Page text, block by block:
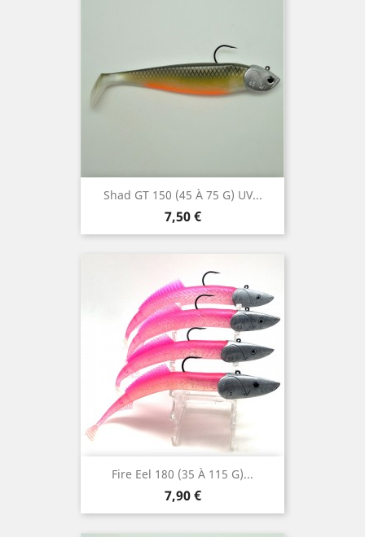
Shad GT 150 (45 À 75 G) UV...
Prix
7,50 €
Fire Eel 180 (35 À 115 G)...
Prix
7,90 €